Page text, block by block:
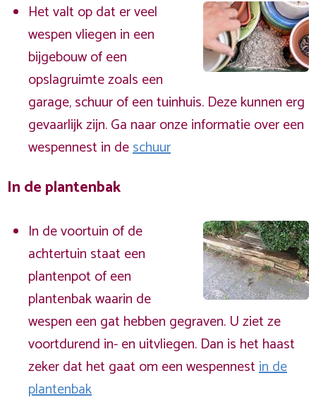
Het valt op dat er veel
wespen vliegen in een
bijgebouw of een
opslagruimte zoals een
garage, schuur of een tuinhuis. Deze kunnen erg
gevaarlijk zijn. Ga naar onze informatie over een
wespennest in deschuur
In de plantenbak
In de voortuin of de
achtertuin staat een
plantenpot of een
plantenbak waarin de
wespen een gat hebben gegraven. U ziet ze
voortdurend in- en uitvliegen. Dan is het haast
zeker dat het gaat om een wespennestin de
plantenbak